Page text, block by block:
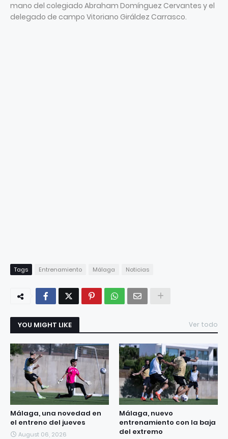
mano del colegiado Abraham Domínguez Cervantes y el
delegado de campo Vitoriano Giráldez Carrasco.
Tags Entrenamiento Málaga Noticias
YOU MIGHT LIKE Ver todo
Málaga, una novedad en
el entreno del jueves
August 06, 2026
Málaga, nuevo
entrenamiento con la baja
del extremo